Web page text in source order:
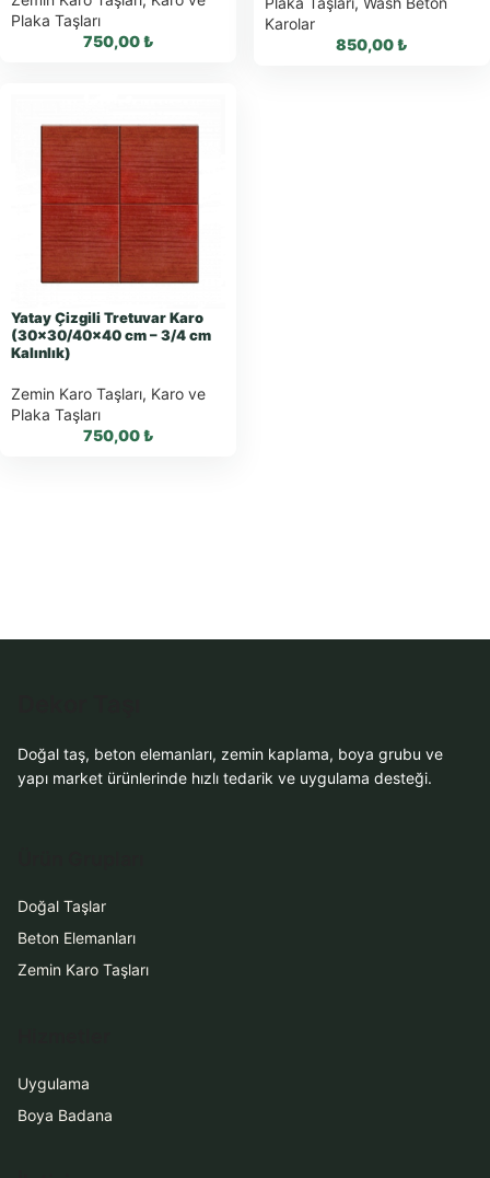
Plaka Taşları
750,00₺
WhatsApp ile
Sipariş
WhatsApp Teklif
Karolar
850,00₺
Yatay Çizgili Tretuvar Karo
(30×30/40×40 cm – 3/4 cm
Kalınlık)
Zemin Karo Taşları, Karo ve
Plaka Taşları
750,00₺
WhatsApp Teklif
Doğal taş, beton elemanları, zemin kaplama, boya grubu ve
yapı market ürünlerinde hızlı tedarik ve uygulama desteği.
Doğal Taşlar
Beton Elemanları
Zemin Karo Taşları
Uygulama
Boya Badana